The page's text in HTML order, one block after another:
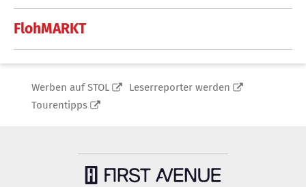
FlohMARKT
Werben auf STOL
Leserreporter werden
Tourentipps